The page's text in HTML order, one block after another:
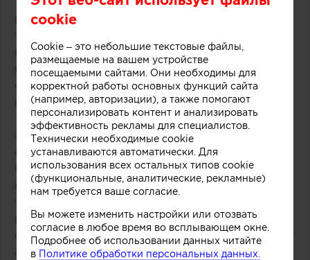
помощи техники многослойной заливки
тонированного бетона. Логотип магазина
мороженого был закреплен на каркасе из
медных трубок, символизирующих систему
охлаждения в автоматах по производству
популярного ледяного лакомства.
«Монолитный фасад торговой точки выделяется
среди других объектов торгового центра.
Средствами дизайна нам удалось сосредоточить
внимание покупателей как на самом продукте,
так и на производственном процессе, в основе
которого перемешивание слоев фруктов, ягод,
орехов и ароматических добавок», рассказывают
авторы этого небольшого проекта.
cookie
Cookie – это небольшие текстовые файлы,
размещаемые на вашем устройстве
посещаемыми сайтами. Они необходимы для
корректной работы основных функций сайта
(например, авторизации), а также помогают
персонализировать контент и анализировать
эффективность рекламы для специалистов.
Технически необходимые cookie
устанавливаются автоматически. Для
использования всех остальных типов cookie
(функциональные, аналитические, рекламные)
нам требуется ваше согласие.
Вы можете изменить настройки или отозвать
согласие в любое время во всплывающем окне.
Подробнее об использовании данных читайте
в Политике обработки персональных данных.